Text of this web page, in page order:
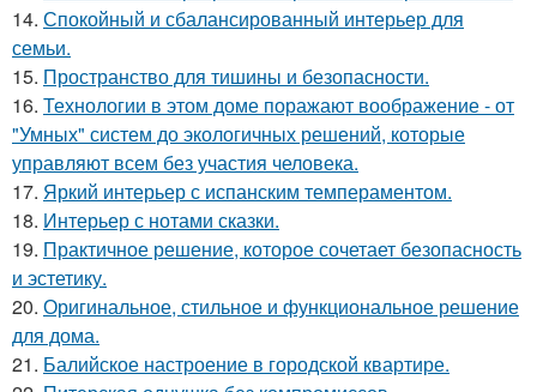
14. Спокойный и сбалансированный интерьер для
семьи.
15. Пространство для тишины и безопасности.
16. Технологии в этом доме поражают воображение - от
"Умных" систем до экологичных решений, которые
управляют всем без участия человека.
17. Яркий интерьер с испанским темпераментом.
18. Интерьер с нотами сказки.
19. Практичное решение, которое сочетает безопасность
и эстетику.
20. Оригинальное, стильное и функциональное решение
для дома.
21. Балийское настроение в городской квартире.